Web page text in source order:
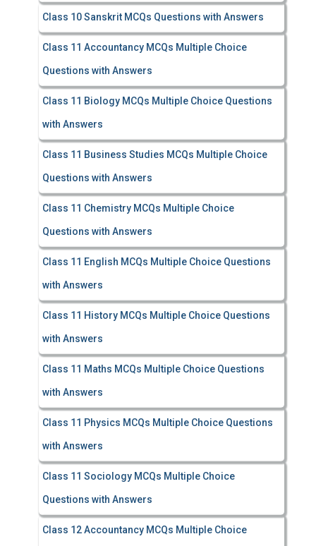
Class 10 Sanskrit MCQs Questions with Answers
Class 11 Accountancy MCQs Multiple Choice
Questions with Answers
Class 11 Biology MCQs Multiple Choice Questions
with Answers
Class 11 Business Studies MCQs Multiple Choice
Questions with Answers
Class 11 Chemistry MCQs Multiple Choice
Questions with Answers
Class 11 English MCQs Multiple Choice Questions
with Answers
Class 11 History MCQs Multiple Choice Questions
with Answers
Class 11 Maths MCQs Multiple Choice Questions
with Answers
Class 11 Physics MCQs Multiple Choice Questions
with Answers
Class 11 Sociology MCQs Multiple Choice
Questions with Answers
Class 12 Accountancy MCQs Multiple Choice